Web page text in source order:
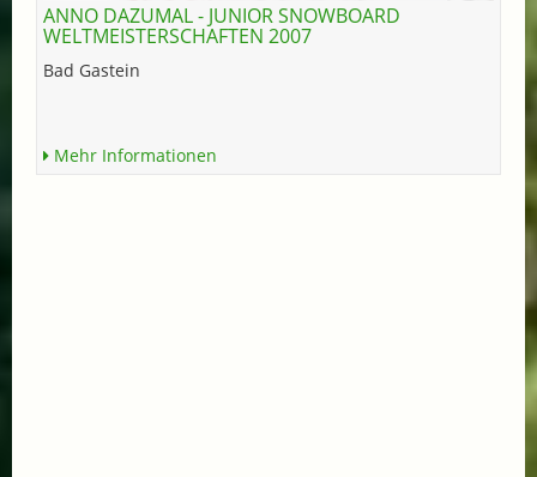
ANNO DAZUMAL - JUNIOR SNOWBOARD
WELTMEISTERSCHAFTEN 2007
Bad Gastein
Mehr Informationen